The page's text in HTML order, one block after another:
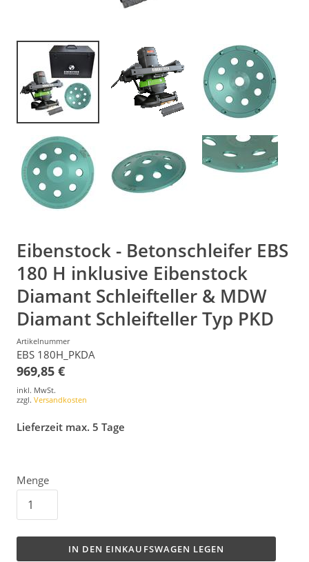
Eibenstock - Betonschleifer EBS
180 H inklusive Eibenstock
Diamant Schleifteller & MDW
Diamant Schleifteller Typ PKD
Artikelnummer
EBS 180H_PKDA
969,85 €
inkl. MwSt.
zzgl. Versandkosten
Lieferzeit max. 5 Tage
Menge
IN DEN EINKAUFSWAGEN LEGEN